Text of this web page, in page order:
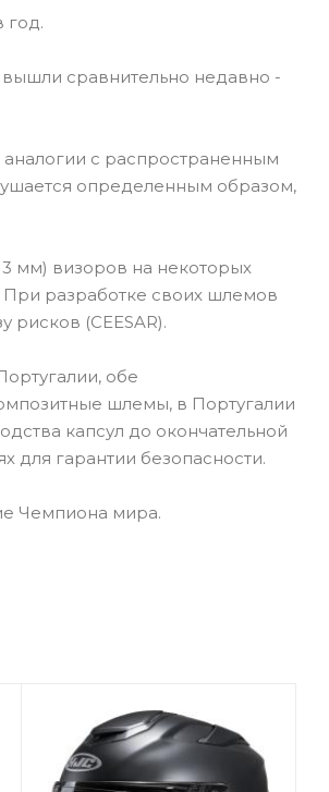
год.
сравнительно недавно -
с распространенным
определенным образом,
мм) визоров на некоторых
При разработке своих шлемов
рисков (CEESAR).
обе
шлемы, в Португалии
капсул до окончательной
гарантии безопасности.
Чемпиона мира.